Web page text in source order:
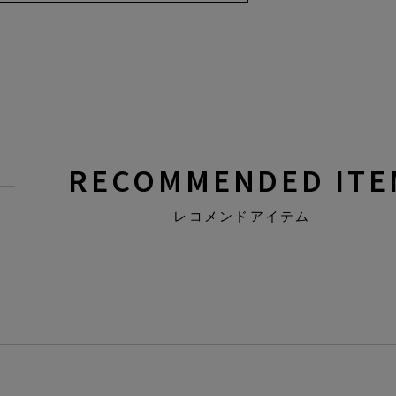
RECOMMENDED
レコメンドアイテム